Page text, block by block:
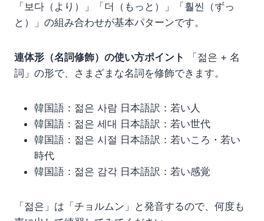
「보다（より）」「더（もっと）」「훨씬（ずっ
と）」の組み合わせが基本パターンです。
連体形（名詞修飾）の使い方ポイント
「젊은 + 名
詞」の形で、さまざまな名詞を修飾できます。
韓国語：젊은 사람 日本語訳：若い人
韓国語：젊은 세대 日本語訳：若い世代
韓国語：젊은 시절 日本語訳：若いころ・若い
時代
韓国語：젊은 감각 日本語訳：若い感覚
「젊은」は「チョルムン」と発音するので、何度も